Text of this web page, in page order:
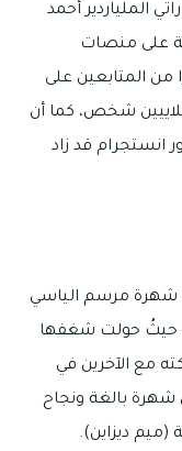
الملياردير أحمد
على منصات
من المتابعين على
باليوتيوب والذين تخطى عددهم 3 ملاييين شخص، كما أن
قد زاد
شهرة مرسم الياسي
حيثُ حولت شغفها
مع الآخرين في
شهرة بالغة ونجاح
(ميم ديزاين).